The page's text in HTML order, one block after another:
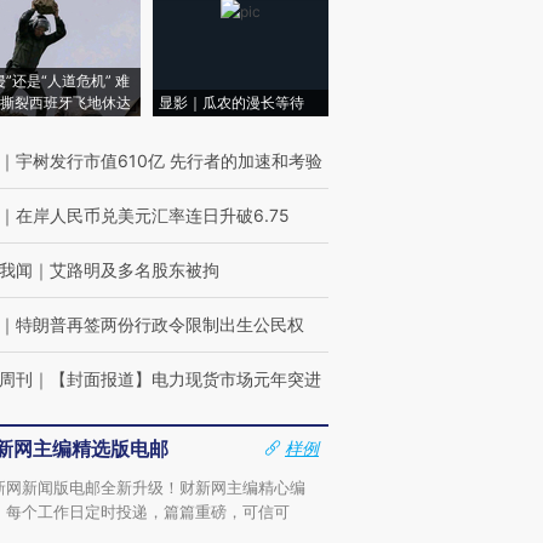
”还是“人道危机” 难
裂西班牙飞地休达
显影｜瓜农的漫长等待
｜ 宇树发行市值610亿 先行者的加速和考验
｜ 在岸人民币兑美元汇率连日升破6.75
闻 ｜ 艾路明及多名股东被拘
｜ 特朗普再签两份行政令限制出生公民权
刊 ｜ 【封面报道】电力现货市场元年突进
网主编精选版电邮
样例
网新闻版电邮全新升级！财新网主编精心编
每个工作日定时投递，篇篇重磅，可信可